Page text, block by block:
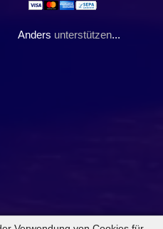
Anders unterstützen...